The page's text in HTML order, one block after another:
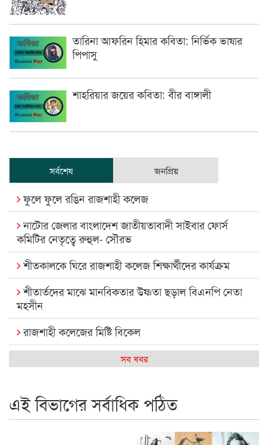
তারিনা আফরিন হিমার কবিতা: নির্ভিক ভাষার
পিপাসু
শাহরিয়ার জয়ের কবিতা: বীর বাঙ্গালী
সর্বশেষ জনপ্রিয়
ফুলে ফুলে রঙিন রাজশাহী কলেজ
নাটোর জেলার বাংলাদেশ জাতীয়তাবাদী সাইবার ফোর্স
কমিটির নেতৃত্বে রুহুল- সৌরভ
শীতকালকে ঘিরে রাজশাহী কলেজ শিক্ষার্থীদের কার্যক্রম
শীতার্তদের মাঝে মানবিকতার উষ্ণতা ছড়াল বিএনপি নেতা
মহসীন
রাজশাহী কলেজের মিষ্টি বিকেল
কেমন আছে আমাদের দেশের মধ্যবিত্তরা
রাজশাইন একাডেমির ফল প্রকাশ ও পুরস্কার বিতরণ
রাজশাহী কলেজের শিক্ষার্থী শাখাওয়াত পেলেন স্টার এক্সিলেন্স
সব খবর
এই বিভাগের সর্বাধিক পঠিত